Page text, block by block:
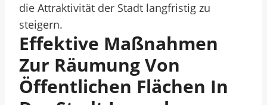
die Attraktivität der Stadt langfristig zu
steigern.
Effektive Maßnahmen
Zur Räumung Von
Öffentlichen Flächen In